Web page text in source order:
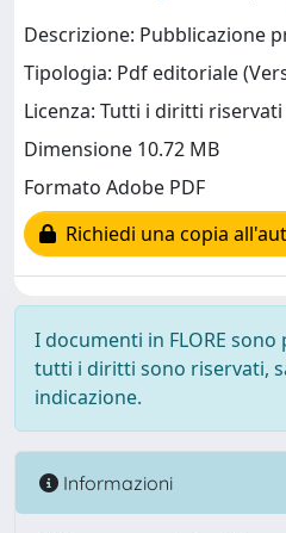
Descrizione: Pubblicazione
Tipologia: Pdf editoriale
Licenza: Tutti i diritti riservati
Dimensione 10.72 MB
Formato Adobe PDF
Richiedi una copia
I documenti in FLORE
tutti i diritti sono riservati,
indicazione.
Informazioni